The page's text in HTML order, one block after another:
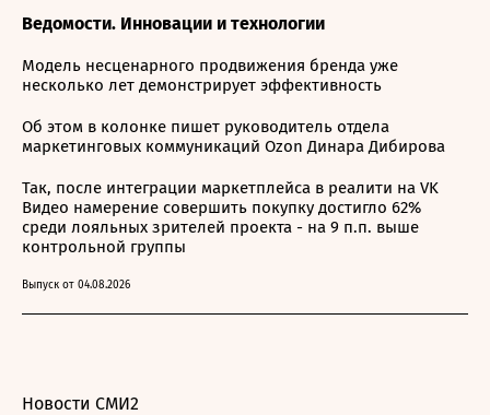
Ведомости. Инновации и технологии
Модель несценарного продвижения бренда уже
несколько лет демонстрирует эффективность
Об этом в колонке пишет руководитель отдела
маркетинговых коммуникаций Ozon Динара Дибирова
Так, после интеграции маркетплейса в реалити на VK
Видео намерение совершить покупку достигло 62%
среди лояльных зрителей проекта - на 9 п.п. выше
контрольной группы
Выпуск от 04.08.2026
Новости СМИ2